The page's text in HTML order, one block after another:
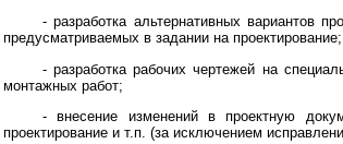
- разработка альтернативных вариантов
предусматриваемых в задании на проектирование;
- разработка рабочих чертежей на
монтажных работ;
- внесение изменений в проектную
проектирование и т.п. (за исключением